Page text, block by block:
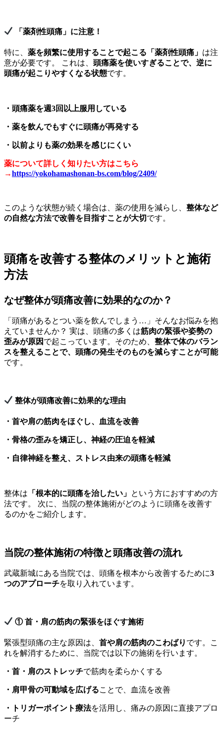
「薬剤性頭痛」に注意！
特に、 薬を頻繁に使用することで起こる「薬剤性頭痛」 は注
意が必要です。 これは、 頭痛薬を使いすぎることで、逆に
頭痛が起こりやすくなる状態です。
・頭痛薬を週3回以上服用している
・薬を飲んでもすぐに頭痛が再発する
・以前よりも薬の効果を感じにくい
薬について詳しく知りたい方はこちら
→https://yokohamashonan-bs.com/blog/2409/
このような状態が続く場合は、薬の使用を減らし、 整体など
の自然な方法で改善を目指すことが大切です。
頭痛を改善する整体のメリットと施術
方法
なぜ整体が頭痛改善に効果的なのか？
「頭痛があるとつい薬を飲んでしまう…」そんなお悩みを抱
えていませんか？ 実は、頭痛の多くは筋肉の緊張や姿勢の
歪みが原因 で起こっています。そのため、 整体で体のバラン
スを整えることで、頭痛の発生そのものを減らすことが可能
です。
整体が頭痛改善に効果的な理由
・首や肩の筋肉をほぐし、血流を改善
・骨格の歪みを矯正し、神経の圧迫を軽減
・自律神経を整え、ストレス由来の頭痛を軽減
整体は 「根本的に頭痛を治したい」 という方におすすめの方
法です。 次に、当院の整体施術がどのように頭痛を改善す
るのかをご紹介します。
当院の整体施術の特徴と頭痛改善の流れ
武蔵新城にある当院では、頭痛を根本から改善するために3
つのアプローチを取り入れています。
① 首・肩の筋肉の緊張をほぐす施術
緊張型頭痛の主な原因は、 首や肩の筋肉のこわばり です。こ
れを解消するために、当院では以下の施術を行います。
・首・肩のストレッチで筋肉を柔らかくする
・肩甲骨の可動域を広げることで、血流を改善
・トリガーポイント療法を活用し、痛みの原因に直接アプロ
ーチ